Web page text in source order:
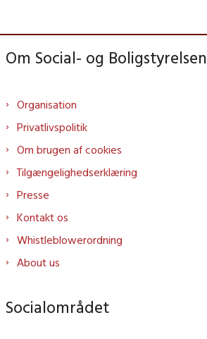
Om Social- og Boligstyrelsen
Organisation
Privatlivspolitik
Om brugen af cookies
Tilgængelighedserklæring
Presse
Kontakt os
Whistleblowerordning
About us
Socialområdet